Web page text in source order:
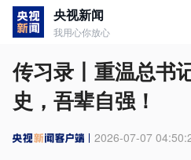
央视新闻
我用心你放心
传习录丨重温总书
史，吾辈自强！
2026-07-07